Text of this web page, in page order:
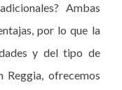
Ambas
por lo que la
y del tipo de
Reggia, ofrecemos